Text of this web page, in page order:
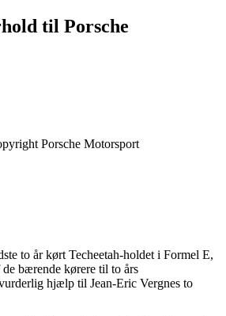
til Porsche
Porsche Motorsport
to år kørt Techeetah-holdet i Formel E,
bærende kørere til to års
hjælp til Jean-Eric Vergnes to